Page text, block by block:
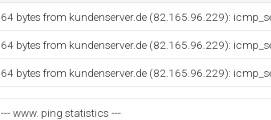
64 bytes from kundenserver.de (82.165.96.229):
64 bytes from kundenserver.de (82.165.96.229):
64 bytes from kundenserver.de (82.165.96.229):
--- www. ping statistics ---